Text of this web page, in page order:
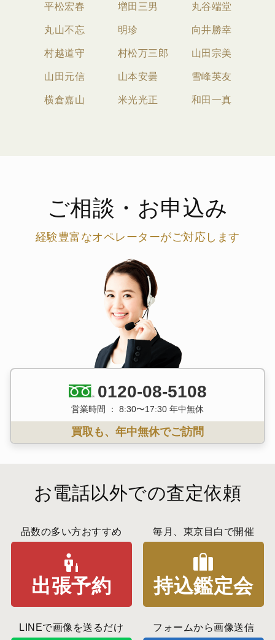
平松宏春 増田三男 丸谷端堂
丸山不忘 明珍 向井勝幸
村越道守 村松万三郎 山田宗美
山田元信 山本安曇 雪峰英友
横倉嘉山 米光光正 和田一真
ご相談・お申込み
経験豊富なオペレーターがご対応します
0120-08-5108
営業時間 ： 8:30〜17:30 年中無休
買取も、年中無休でご訪問
お電話以外での査定依頼
品数の多い方おすすめ
出張予約
毎月、東京目白で開催
持込鑑定会
LINEで画像を送るだけ フォームから画像送信